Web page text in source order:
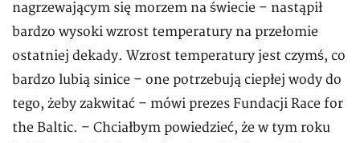
nagrzewającym się morzem na świecie – nastąpił
bardzo wysoki wzrost temperatury na przełomie
ostatniej dekady. Wzrost temperatury jest czymś, co
bardzo lubią sinice – one potrzebują ciepłej wody do
tego, żeby zakwitać – mówi prezes Fundacji Race for
the Baltic. – Chciałbym powiedzieć, że w tym roku